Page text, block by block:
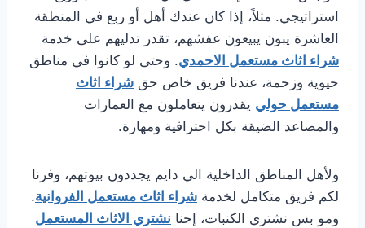
استراتيجي. مثلاً، إذا كان عندك أهل أو ربع في المنطقة
العاشرة يبون يبيعون عفشهم، تقدر تدليهم على خدمة
شراء اثاث مستعمل الاحمدي. وحتى لو كانوا في مناطق
حيوية وزحمة، عندنا فريق خاص حق شراء اثاث
مستعمل حولي يقدرون يتعاملون مع العمارات
والمصاعد الضيقة بكل احترافية ومهارة.
ولأهل المناطق الداخلية الي دايم يجددون بيوتهم، وفرنا
لكم فريق متكامل لخدمة شراء اثاث مستعمل الفروانية.
ومو بس نشتري الكنبات، إحنا نشتري الاثاث المستعمل